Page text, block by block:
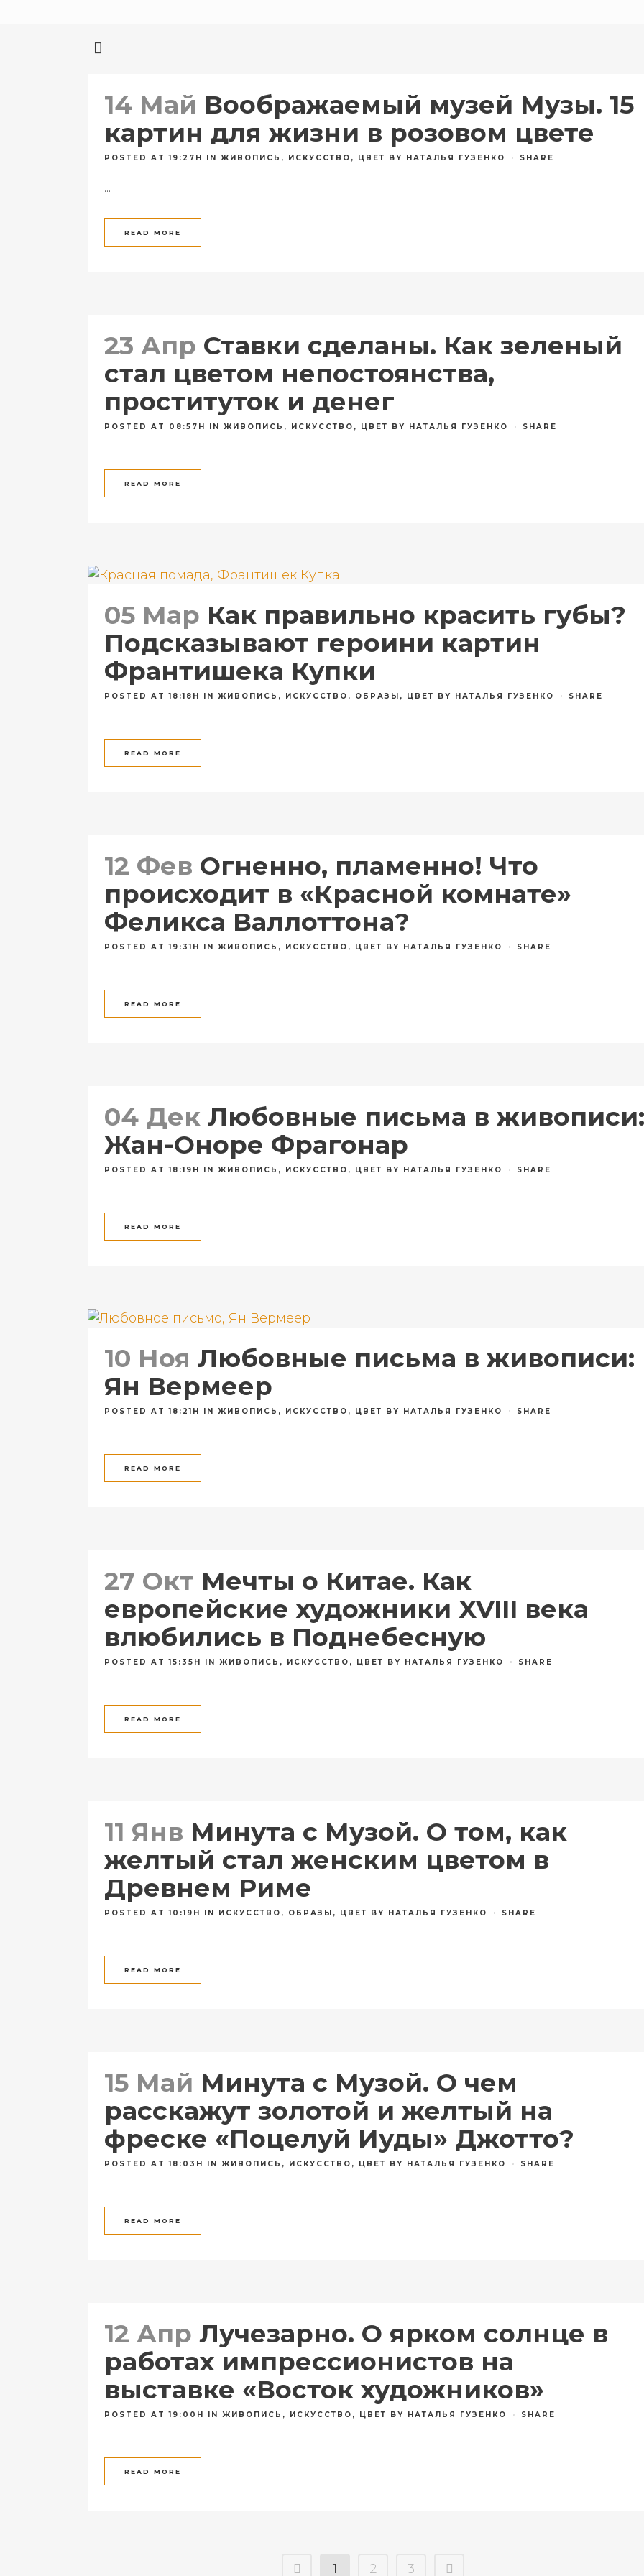
14 Май Воображаемый музей Музы. 15
картин для жизни в розовом цвете
POSTED AT 19:27H IN ЖИВОПИСЬ , ИСКУССТВО , ЦВЕТ BY НАТАЛЬЯ ГУЗЕНКО SHARE
...
READ MORE
23 Апр Ставки сделаны. Как зеленый
стал цветом непостоянства,
проституток и денег
POSTED AT 08:57H IN ЖИВОПИСЬ , ИСКУССТВО , ЦВЕТ BY НАТАЛЬЯ ГУЗЕНКО SHARE
READ MORE
05 Мар Как правильно красить губы?
Подсказывают героини картин
Франтишека Купки
POSTED AT 18:18H IN ЖИВОПИСЬ , ИСКУССТВО , ОБРАЗЫ , ЦВЕТ BY НАТАЛЬЯ ГУЗЕНКО SHARE
READ MORE
12 Фев Огненно, пламенно! Что
происходит в «Красной комнате»
Феликса Валлоттона?
POSTED AT 19:31H IN ЖИВОПИСЬ , ИСКУССТВО , ЦВЕТ BY НАТАЛЬЯ ГУЗЕНКО SHARE
READ MORE
04 Дек Любовные письма в живописи:
Жан-Оноре Фрагонар
POSTED AT 18:19H IN ЖИВОПИСЬ , ИСКУССТВО , ЦВЕТ BY НАТАЛЬЯ ГУЗЕНКО SHARE
READ MORE
10 Ноя Любовные письма в живописи:
Ян Вермеер
POSTED AT 18:21H IN ЖИВОПИСЬ , ИСКУССТВО , ЦВЕТ BY НАТАЛЬЯ ГУЗЕНКО SHARE
READ MORE
27 Окт Мечты о Китае. Как
европейские художники XVIII века
влюбились в Поднебесную
POSTED AT 15:35H IN ЖИВОПИСЬ , ИСКУССТВО , ЦВЕТ BY НАТАЛЬЯ ГУЗЕНКО SHARE
READ MORE
11 Янв Минута с Музой. О том, как
желтый стал женским цветом в
Древнем Риме
POSTED AT 10:19H IN ИСКУССТВО , ОБРАЗЫ , ЦВЕТ BY НАТАЛЬЯ ГУЗЕНКО SHARE
READ MORE
15 Май Минута с Музой. О чем
расскажут золотой и желтый на
фреске «Поцелуй Иуды» Джотто?
POSTED AT 18:03H IN ЖИВОПИСЬ , ИСКУССТВО , ЦВЕТ BY НАТАЛЬЯ ГУЗЕНКО SHARE
READ MORE
12 Апр Лучезарно. О ярком солнце в
работах импрессионистов на
выставке «Восток художников»
POSTED AT 19:00H IN ЖИВОПИСЬ , ИСКУССТВО , ЦВЕТ BY НАТАЛЬЯ ГУЗЕНКО SHARE
READ MORE
1 2 3